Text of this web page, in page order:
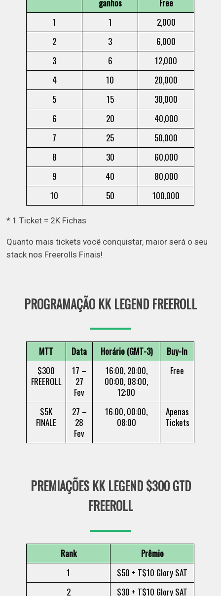
ganhos
Free
1
1
2,000
2
3
6,000
3
6
12,000
4
10
20,000
5
15
30,000
6
20
40,000
7
25
50,000
8
30
60,000
9
40
80,000
10
50 100,000
* 1 Ticket = 2K Fichas
Quanto mais tickets você conquistar, maior será o seu
stack nos Freerolls Finais!
PROGRAMAÇÃO KK LEGEND FREEROLL
MTT Data Horário (GMT-3)
Buy-In
$300
FREEROLL
17 –
27
Fev
16:00, 20:00,
00:00, 08:00,
12:00
Free
$5K
FINALE
27 –
28
Fev
16:00, 00:00,
08:00
Apenas
Tickets
PREMIAÇÕES KK LEGEND $300 GTD
FREEROLL
Rank
Prêmio
1
$50 + T$10 Glory SAT
2
$30 + T$10 Glory SAT